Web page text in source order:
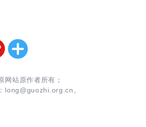
站原作者所有；
long@guozhi.org.cn。